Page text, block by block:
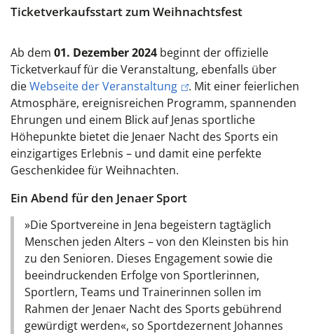
Ticketverkaufsstart zum Weihnachtsfest
Ab dem 01. Dezember 2024 beginnt der offizielle
Ticketverkauf für die Veranstaltung, ebenfalls über
dieWebseite der Veranstaltung
. Mit einer feierlichen
Atmosphäre, ereignisreichen Programm, spannenden
Ehrungen und einem Blick auf Jenas sportliche
Höhepunkte bietet die Jenaer Nacht des Sports ein
einzigartiges Erlebnis – und damit eine perfekte
Geschenkidee für Weihnachten.
Ein Abend für den Jenaer Sport
»Die Sportvereine in Jena begeistern tagtäglich
Menschen jeden Alters – von den Kleinsten bis hin
zu den Senioren. Dieses Engagement sowie die
beeindruckenden Erfolge von Sportlerinnen,
Sportlern, Teams und Trainerinnen sollen im
Rahmen der Jenaer Nacht des Sports gebührend
gewürdigt werden«, so Sportdezernent Johannes